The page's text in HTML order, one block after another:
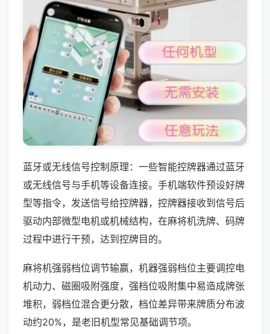
蓝牙或无线信号控制原理：一些智能控牌器通过蓝牙
或无线信号与手机等设备连接。手机端软件预设好牌
型等指令，发送信号给控牌器，控牌器接收到信号后
驱动内部微型电机或机械结构，在麻将机洗牌、码牌
过程中进行干预，达到控牌目的。
麻将机强弱档位调节输赢，机器强弱档位主要调控电
机动力、磁圈吸附强度，强档位吸附集中易造成牌张
堆积，弱档位混合更分散，档位差异带来牌质分布波
动约20%，是老旧机型常见基础调节项。